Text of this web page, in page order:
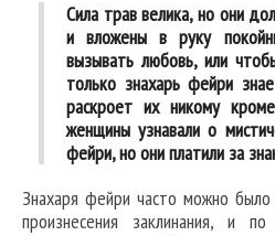
Сила трав велика, но они
и вложены в руку
вызывать любовь, или
только знахарь фейри
раскроет их никому
женщины узнавали о
фейри, но они платили за
Знахаря фейри часто можно
произнесения заклинания, и